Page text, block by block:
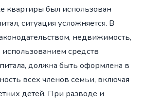
квартиры был использован
ситуация усложняется. В
недвижимость,
использованием средств
должна быть оформлена в
всех членов семьи, включая
детей. При разводе и